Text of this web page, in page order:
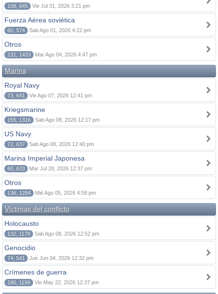
108, 645 Vie Jul 31, 2026 3:21 pm
Fuerza Aérea soviética
60, 574 Sab Ago 01, 2026 4:22 pm
Otros
231, 1433 Mar Ago 04, 2026 4:47 pm
Marina
Royal Navy
73, 641 Vie Ago 07, 2026 12:41 pm
Kriegsmarine
155, 1316 Sab Ago 08, 2026 12:17 pm
US Navy
72, 637 Sab Ago 08, 2026 12:40 pm
Marina Imperial Japonesa
60, 633 Mar Jul 28, 2026 12:37 pm
Otros
136, 1284 Mié Ago 05, 2026 4:58 pm
Víctimas del conflicto
Holocausto
132, 1178 Sab Ago 08, 2026 12:52 pm
Genocidio
74, 541 Jue Jun 04, 2026 12:32 pm
Crímenes de guerra
190, 1199 Vie May 22, 2026 12:37 pm